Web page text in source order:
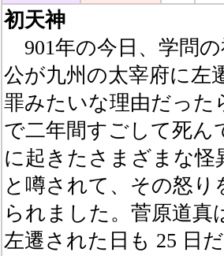
初天神
901年の今日、学問
公が九州の太宰府に左
罪みたいな理由だった
で二年間すごして死ん
に起きたさまざまな
と噂されて、その怒
られました。菅原道
左遷された日も 25 日